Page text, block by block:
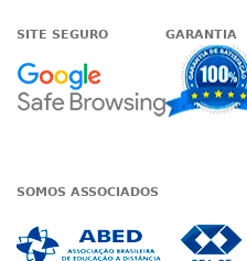
SITE SEGURO GARANTIA
SOMOS ASSOCIADOS